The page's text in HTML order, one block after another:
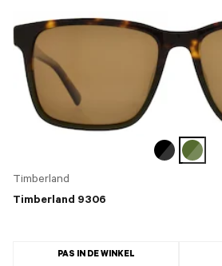
Timberland
Timberland 9306
PAS IN DE WINKEL